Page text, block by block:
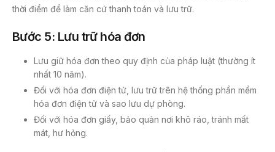
thời điểm để làm căn cứ thanh toán và lưu trữ.
Bước 5: Lưu trữ hóa đơn
Lưu giữ hóa đơn theo quy định của pháp luật (thường ít
nhất 10 năm).
Đối với hóa đơn điện tử, lưu trữ trên hệ thống phần mềm
hóa đơn điện tử và sao lưu dự phòng.
Đối với hóa đơn giấy, bảo quản nơi khô ráo, tránh mất
mát, hư hỏng.